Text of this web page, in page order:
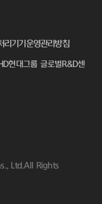
리기기운영관리방침
현대그룹 글로벌R&D센
Ltd.All Rights